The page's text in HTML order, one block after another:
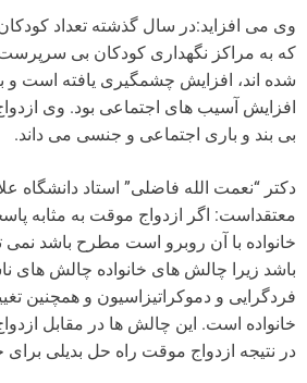
وی می افزاید:در سال گذشته تعداد
که به مراکز نگهداری کودکان بی
شده اند، افزایش چشمگیری یافته است و با
افزایش آسیب های اجتماعی بود. وی
بی بند و باری اجتماعی و جنسی می داند.
دکتر “نعمت الله فاضلی” استاد دانشگاه
معتقداست: اگر ازدواج موقت به مثابه
خانواده با آن روبرو است مطرح باشد نمی
باشد زیرا چالش های خانواده چالش های
فردگرایی و دموکراتیزاسیون و همچنین
خانواده است. این چالش ها در مقابل
در نتیجه ازدواج موقت راه حل بدیلی